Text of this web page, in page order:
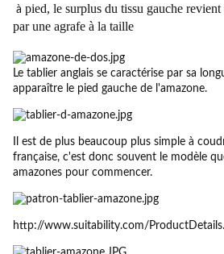
à pied, le surplus du tissu gauche revient
par une agrafe à la taille
Le tablier anglais se caractérise par sa
apparaître le pied gauche de l'amazone.
Il est de plus beaucoup plus simple à
française, c'est donc souvent le modèle
amazones pour commencer.
http://www.suitability.com/